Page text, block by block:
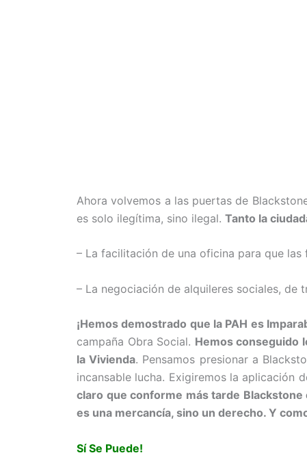
Ahora volvemos a las puertas de
es solo ilegítima, sino ilegal. Tanto la
– La facilitación de una oficina para que
– La negociación de alquileres sociales,
¡Hemos demostrado que la PAH es
campaña Obra Social. Hemos conseguido
la Vivienda. Pensamos presionar a
incansable lucha. Exigiremos la aplicación
claro que conforme más tarde
es una mercancía, sino un derecho. Y
Sí Se Puede!